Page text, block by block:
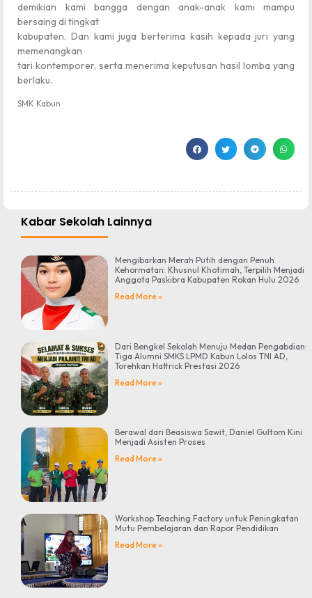
demikian kami bangga dengan anak-anak kami mampu
bersaing di tingkat
kabupaten. Dan kami juga berterima kasih kepada juri yang
memenangkan
tari kontemporer, serta menerima keputusan hasil lomba yang
berlaku.
SMK Kabun
Kabar Sekolah Lainnya
Mengibarkan Merah Putih dengan Penuh
Kehormatan: Khusnul Khotimah, Terpilih Menjadi
Anggota Paskibra Kabupaten Rokan Hulu 2026
Read More »
Dari Bengkel Sekolah Menuju Medan Pengabdian:
Tiga Alumni SMKS LPMD Kabun Lolos TNI AD,
Torehkan Hattrick Prestasi 2026
Read More »
Berawal dari Beasiswa Sawit, Daniel Gultom Kini
Menjadi Asisten Proses
Read More »
Workshop Teaching Factory untuk Peningkatan
Mutu Pembelajaran dan Rapor Pendidikan
Read More »